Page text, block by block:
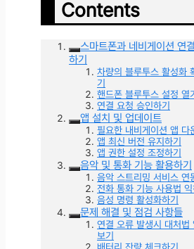
Contents
스마트폰과 네비게이션 연
하기
차량의 블루투스 활성화
기
핸드폰 블루투스 설정 열기
연결 요청 승인하기
앱 설치 및 업데이트
필요한 내비게이션 앱 다
앱 최신 버전 유지하기
앱 권한 설정 조정하기
음악 및 통화 기능 활용하기
음악 스트리밍 서비스 연
전화 통화 기능 사용법 익
음성 명령 활성화하기
문제 해결 및 점검 사항들
연결 오류 발생시 대처법
보기